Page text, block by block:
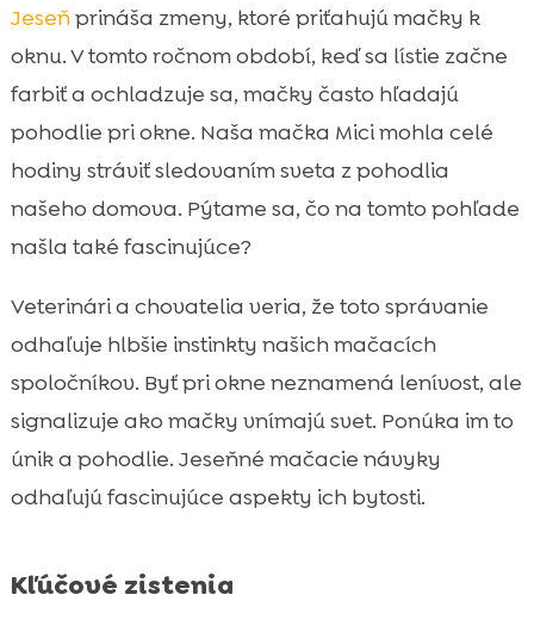
 Lákavé výhľady pre vašu mačku
 Teplota a slnečné žiarenie
 Vôňa čerstvého vzduchu
 Prírodné zvuky
 Sociálna interakcia
 Pohodlie a bezpečnosť
 Sezónne zmeny v prírode
 Ochrana a bezpečnostné opatrenia
 Mačka na okne na jeseň
 Výživa a zdravie vašej mačky
 Odporúčané produkty pre mačky
 Ako zapojiť vašu mačku?
 Záver
Jeseňprináša zmeny, ktoré priťahujú mačky k
oknu. V tomto ročnom období, keď sa lístie začne
farbiť a ochladzuje sa, mačky často hľadajú
pohodlie pri okne. Naša mačka Mici mohla celé
hodiny stráviť sledovaním sveta z pohodlia
našeho domova. Pýtame sa, čo na tomto pohľade
našla také fascinujúce?
Veterinári a chovatelia veria, že toto správanie
odhaľuje hlbšie instinkty našich mačacích
spoločníkov. Byť pri okne neznamená lenívost, ale
signalizuje ako mačky vnímajú svet. Ponúka im to
únik a pohodlie. Jeseňné mačacie návyky
odhaľujú fascinujúce aspekty ich bytosti.
Kľúčové zistenia